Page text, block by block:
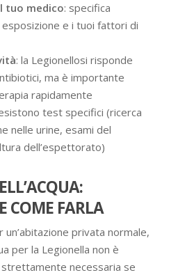
tuo medico: specifica
esposizione e i tuoi fattori di
: la Legionellosi risponde
ma è importante
rapidamente
test specifici (ricerca
nelle urine, esami del
dell’espettorato)
COME FARLA
un’abitazione privata normale,
per la Legionella non è
necessaria se